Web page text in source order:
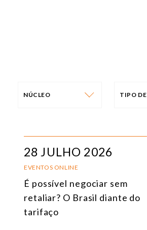
NÚCLEO
ÁSIA
TIPO
28 JULHO 2026
EVENTOS ONLINE
É possível negociar sem
retaliar? O Brasil diante do
tarifaço